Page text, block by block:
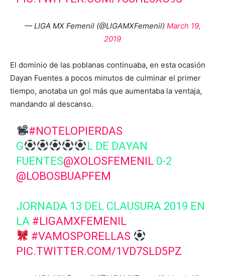
— LIGA MX Femenil (@LIGAMXFemenil) March 19,
2019
El dominio de las poblanas continuaba, en esta ocasión
Dayan Fuentes a pocos minutos de culminar el primer
tiempo, anotaba un gol más que aumentaba la ventaja,
mandando al descanso.
#NOTELOPIERDAS
G
L DE DAYAN
FUENTES@XOLOSFEMENIL 0-2
@LOBOSBUAPFEM
JORNADA 13 DEL CLAUSURA 2019 EN
LA #LIGAMXFEMENIL
#VAMOSPORELLAS
PIC.TWITTER.COM/1VD7SLD5PZ